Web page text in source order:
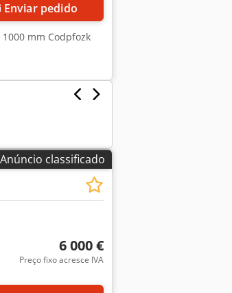
Enviar pedido
mm Codpfozk
Anúncio classificado
6 000 €
Preço fixo acresce IVA